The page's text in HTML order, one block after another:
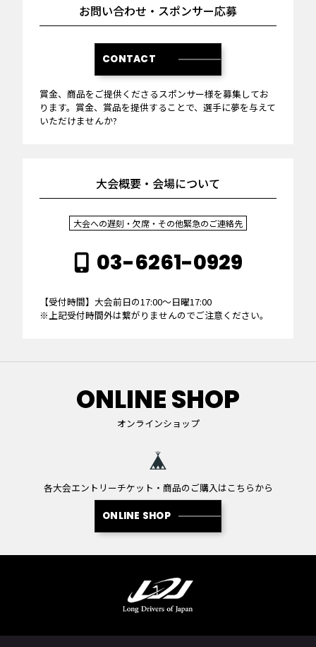
お問い合わせ・スポンサー応募
CONTACT
賞金、商品をご提供くださるスポンサー様を募集してお
ります。賞金、賞品を提供することで、選手に夢を与えて
いただけませんか?
大会概要・会場について
大会への遅刻・欠席・その他緊急のご連絡先
03-6261-0929
【受付時間】大会前日の17:00～日曜17:00
※上記受付時間外は繋がりませんのでご注意ください。
ONLINE SHOP
オンラインショップ
各大会エントリーチケット・商品のご購入はこちらから
ONLINE SHOP